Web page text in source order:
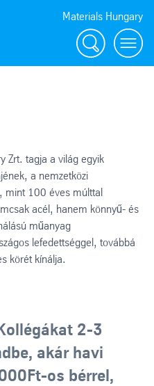
Materials Hungary
Search
Zrt. tagja a világ egyik
a nemzetközi
mint 100 éves múlttal
acél, hanem könnyű- és
műanyag
lefedettséggel, továbbá
körét kínálja.
2-3
akár havi
os bérrel,